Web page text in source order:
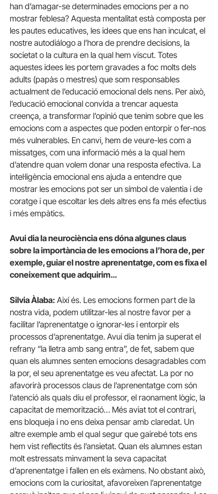
han d’amagar-se determinades emocions per a no
mostrar feblesa? Aquesta mentalitat està composta per
les pautes educatives, les idees que ens han inculcat, el
nostre autodiálogo a l’hora de prendre decisions, la
societat o la cultura en la qual hem viscut. Totes
aquestes idees les portem gravades a foc molts dels
adults (papàs o mestres) que som responsables
actualment de l’educació emocional dels nens. Per això,
l’educació emocional convida a trencar aquesta
creença, a transformar l’opinió que tenim sobre que les
emocions com a aspectes que poden entorpir o fer-nos
més vulnerables. En canvi, hem de veure-les com a
missatges, com una informació més a la qual hem
d’atendre quan volem donar una resposta efectiva. La
intel·ligència emocional ens ajuda a entendre que
mostrar les emocions pot ser un símbol de valentia i de
coratge i que escoltar les dels altres ens fa més efectius
i més empàtics.
Avui dia la neurociència ens dóna algunes claus
sobre la importància de les emocions a l’hora de, per
exemple, guiar el nostre aprenentatge, com es fixa el
coneixement que adquirim…
Silvia Àlaba: Així és. Les emocions formen part de la
nostra vida, podem utilitzar-les al nostre favor per a
facilitar l’aprenentatge o ignorar-les i entorpir els
processos d’aprenentatge. Avui dia tenim ja superat el
refrany “la lletra amb sang entra”, de fet, sabem que
quan els alumnes senten emocions desagradables com
la por, el seu aprenentatge es veu afectat. La por no
afavorirà processos claus de l’aprenentatge com són
l’atenció als quals diu el professor, el raonament lògic, la
capacitat de memorització… Més aviat tot el contrari,
ens bloqueja i no ens deixa pensar amb claredat. Un
altre exemple amb el qual segur que gairebé tots ens
hem vist reflectits és l’ansietat. Quan els alumnes estan
molt estressats minvament la seva capacitat
d’aprenentatge i fallen en els exàmens. No obstant això,
emocions com la curiositat, afavoreixen l’aprenentatge